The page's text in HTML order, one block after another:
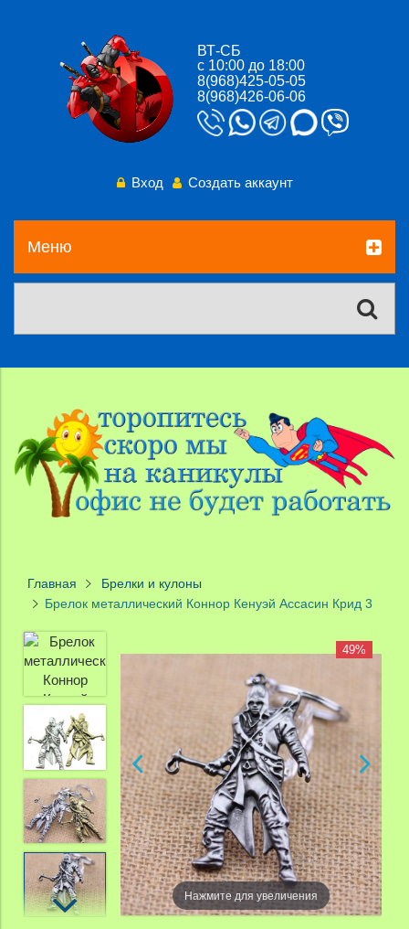
ВТ-СБ
с 10:00 до 18:00
8(968)425-05-05
8(968)426-06-06
Вход Создать аккаунт
Меню
Главная
Брелки и кулоны
Брелок металлический Коннор Кенуэй Ассасин Крид 3
49% 49%
Нажмите для увеличения